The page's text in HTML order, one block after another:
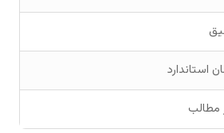
استاندارد
مطالب